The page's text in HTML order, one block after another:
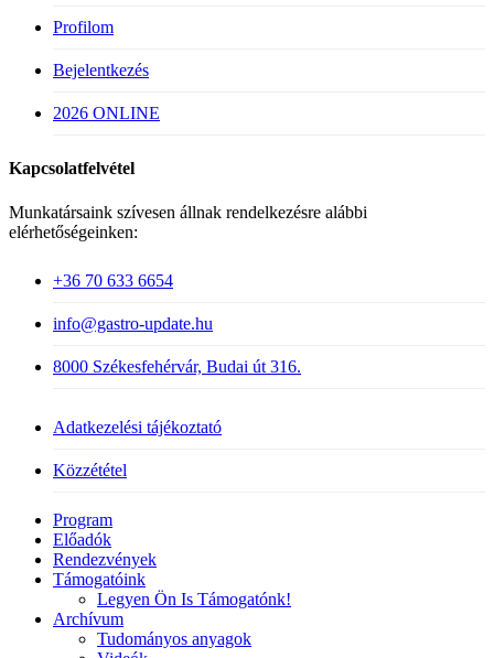
Profilom
Bejelentkezés
2026 ONLINE
Kapcsolatfelvétel
Munkatársaink szívesen állnak rendelkezésre alábbi
elérhetőségeinken:
+36 70 633 6654
info@gastro-update.hu
8000 Székesfehérvár, Budai út 316.
Adatkezelési tájékoztató
Közzététel
Close
Menu
Program
Előadók
Rendezvények
Támogatóink
Legyen Ön Is Támogatónk!
Archívum
Tudományos anyagok